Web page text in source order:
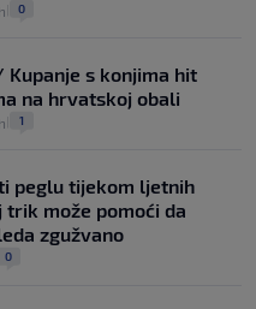
0
Kupanje s konjima hit
na hrvatskoj obali
1
peglu tijekom ljetnih
trik može pomoći da
zgužvano
0